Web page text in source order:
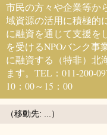
市民の方々や企業等か
域資源の活用に積極的
に融資を通じて支援を
を受けるNPOバンク事
に融資する（特非）北
ます。TEL：011-200-
10：00～15：00